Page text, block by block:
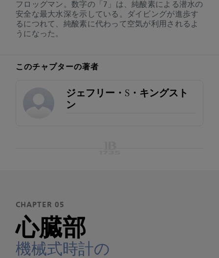
フロッグマン。数字の「7」は、純酸素による潜水の
安全な最大水深を示している。ダイビングが進歩す
るにつれて、純酸素に代わって空気が利用されるよ
うになった。
このチャプターの著者
ジェフリー・S・キングスト
ン
CHAPTER 05
心臓部
機械式時計の